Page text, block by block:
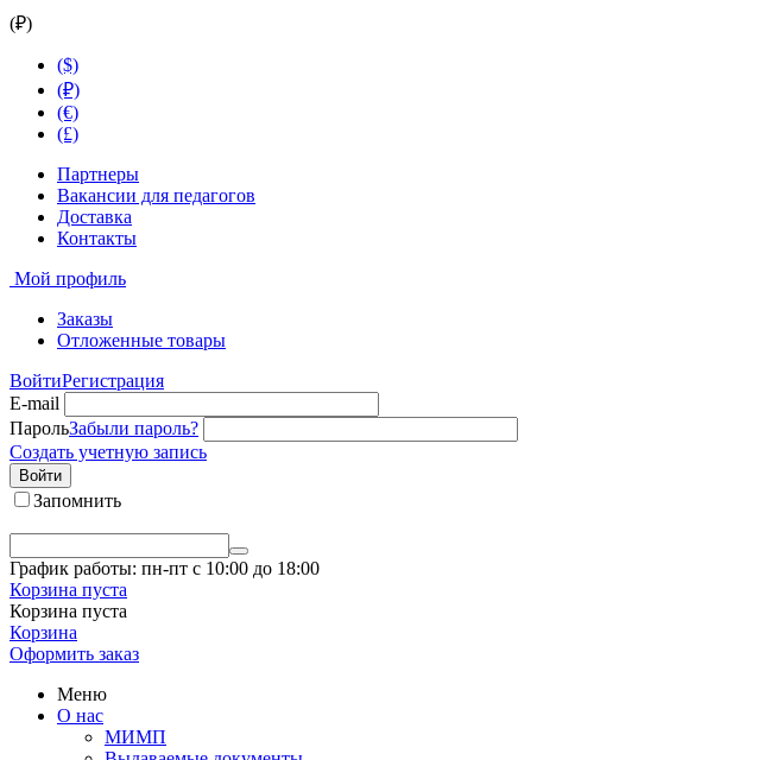
(₽)
($)
(₽)
(€)
(£)
Партнеры
Вакансии для педагогов
Доставка
Контакты
Мой профиль
Заказы
Отложенные товары
ВойтиРегистрация
E-mail
ПарольЗабыли пароль?
Создать учетную запись
Войти
Запомнить
График работы: пн-пт с 10:00 до 18:00
Корзина пуста
Корзина пуста
Корзина
Оформить заказ
Меню
О нас
МИМП